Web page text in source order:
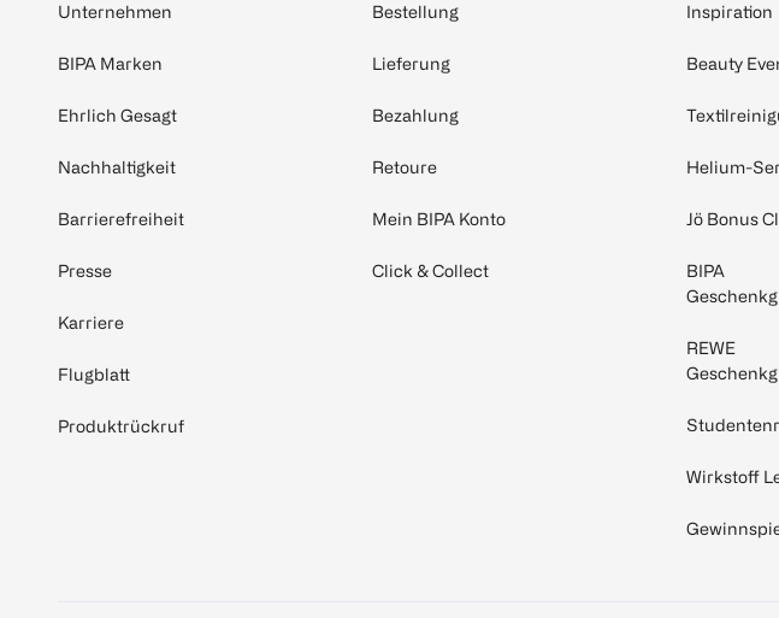
Unternehmen
BIPA Marken
Ehrlich Gesagt
Nachhaltigkeit
Barrierefreiheit
Presse
Karriere
Flugblatt
Produktrückruf
Bestellung
Lieferung
Bezahlung
Retoure
Mein BIPA Konto
Click & Collect
Inspiration
Beauty
Helium-
Jö Bonus
BIPA
REWE
Wirkstoff